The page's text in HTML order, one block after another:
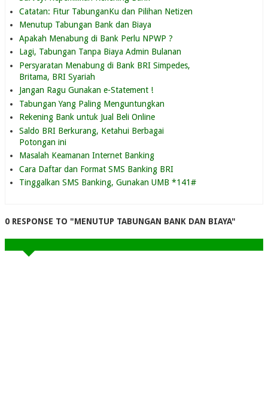
Catatan: Fitur TabunganKu dan Pilihan Netizen
Menutup Tabungan Bank dan Biaya
Apakah Menabung di Bank Perlu NPWP ?
Lagi, Tabungan Tanpa Biaya Admin Bulanan
Persyaratan Menabung di Bank BRI Simpedes,
Britama, BRI Syariah
Jangan Ragu Gunakan e-Statement !
Tabungan Yang Paling Menguntungkan
Rekening Bank untuk Jual Beli Online
Saldo BRI Berkurang, Ketahui Berbagai
Potongan ini
Masalah Keamanan Internet Banking
Cara Daftar dan Format SMS Banking BRI
Tinggalkan SMS Banking, Gunakan UMB *141#
0 RESPONSE TO "MENUTUP TABUNGAN BANK DAN BIAYA"